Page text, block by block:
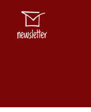
M
e